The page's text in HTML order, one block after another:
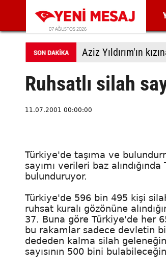
07 AĞUSTOS 2026
Aziz Yıldırım'ın
Ruhsatlı silah
11.07.2001 00:00:00
Türkiye'de taşıma ve
sayımı verileri baz
bulunduruyor.
Türkiye'de 596 bin 495 kişi
ruhsat kuralı gözönüne
37. Buna göre Türkiye'de her
bu rakamlar sadece devletin
dededen kalma silah
sayısının 500 bini